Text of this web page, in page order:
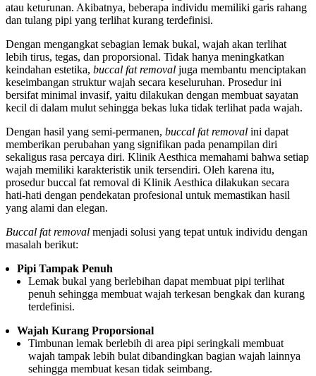
atau keturunan. Akibatnya, beberapa individu memiliki garis rahang
dan tulang pipi yang terlihat kurang terdefinisi.
Dengan mengangkat sebagian lemak bukal, wajah akan terlihat
lebih tirus, tegas, dan proporsional. Tidak hanya meningkatkan
keindahan estetika, buccal fat removal juga membantu menciptakan
keseimbangan struktur wajah secara keseluruhan. Prosedur ini
bersifat minimal invasif, yaitu dilakukan dengan membuat sayatan
kecil di dalam mulut sehingga bekas luka tidak terlihat pada wajah.
Dengan hasil yang semi-permanen, buccal fat removal ini dapat
memberikan perubahan yang signifikan pada penampilan diri
sekaligus rasa percaya diri. Klinik Aesthica memahami bahwa setiap
wajah memiliki karakteristik unik tersendiri. Oleh karena itu,
prosedur buccal fat removal di Klinik Aesthica dilakukan secara
hati-hati dengan pendekatan profesional untuk memastikan hasil
yang alami dan elegan.
Buccal fat removal menjadi solusi yang tepat untuk individu dengan
masalah berikut:
Pipi Tampak Penuh
Lemak bukal yang berlebihan dapat membuat pipi terlihat
penuh sehingga membuat wajah terkesan bengkak dan kurang
terdefinisi.
Wajah Kurang Proporsional
Timbunan lemak berlebih di area pipi seringkali membuat
wajah tampak lebih bulat dibandingkan bagian wajah lainnya
sehingga membuat kesan tidak seimbang.